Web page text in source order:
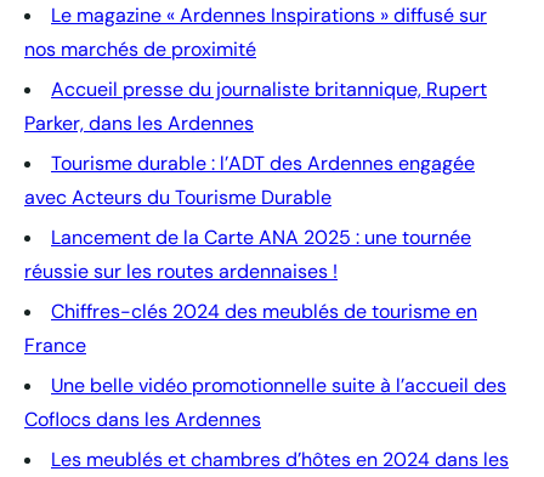
Le magazine « Ardennes Inspirations » diffusé sur
nos marchés de proximité
Accueil presse du journaliste britannique, Rupert
Parker, dans les Ardennes
Tourisme durable : l’ADT des Ardennes engagée
avec Acteurs du Tourisme Durable
Lancement de la Carte ANA 2025 : une tournée
réussie sur les routes ardennaises !
Chiffres-clés 2024 des meublés de tourisme en
France
Une belle vidéo promotionnelle suite à l’accueil des
Coflocs dans les Ardennes
Les meublés et chambres d’hôtes en 2024 dans les